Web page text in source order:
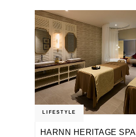
LIFESTYLE
HARNN HERITAGE SPA